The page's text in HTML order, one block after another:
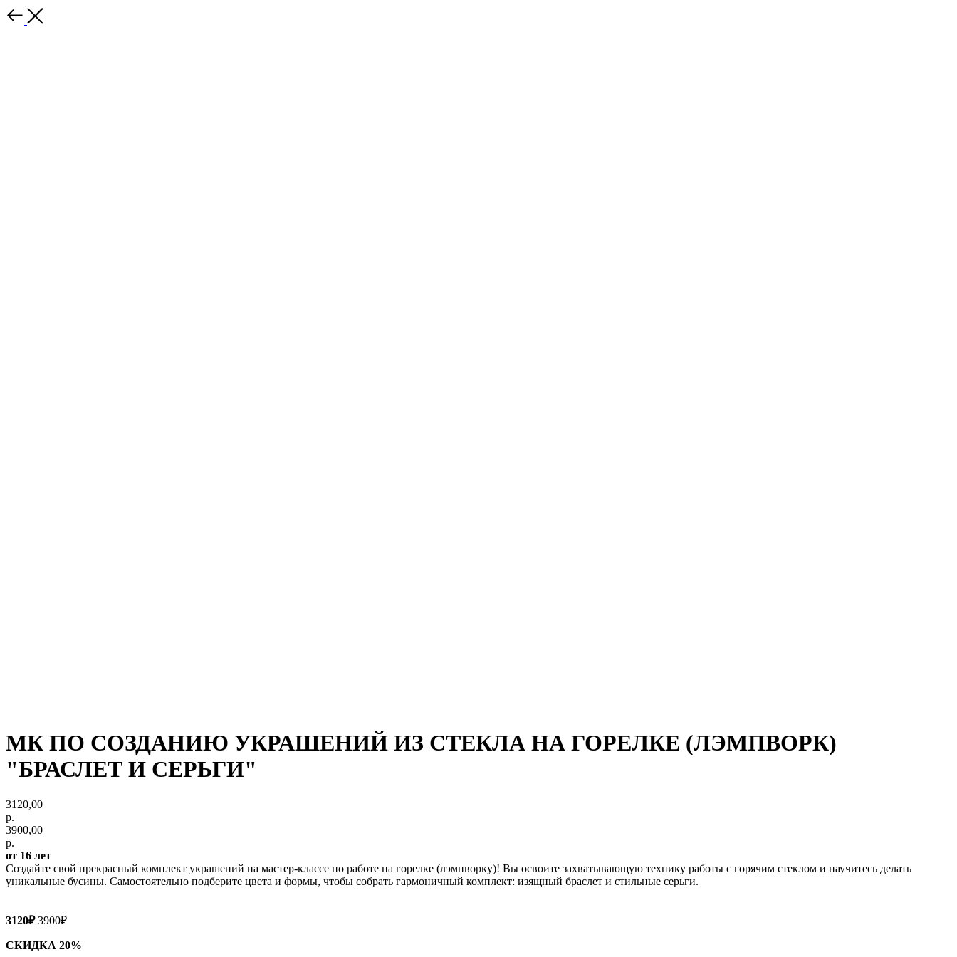
МК ПО СОЗДАНИЮ УКРАШЕНИЙ ИЗ СТЕКЛА НА ГОРЕЛКЕ (ЛЭМПВОРК)
"БРАСЛЕТ И СЕРЬГИ"
3120,00
р.
3900,00
р.
от 16 лет
Создайте свой прекрасный комплект украшений на мастер-классе по работе на горелке (лэмпворку)! Вы освоите захватывающую технику работы с горячим стеклом и научитесь делать
уникальные бусины. Самостоятельно подберите цвета и формы, чтобы собрать гармоничный комплект: изящный браслет и стильные серьги.
3120₽3900₽
СКИДКА 20%